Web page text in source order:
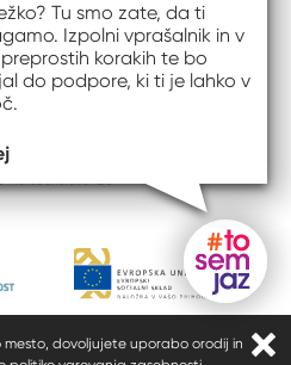
dovoljujete uporabo orodij in
Gumb
Tu smo zate, da ti
Izpolni vprašalnik in v
korakih te bo
do podpore, ki ti je lahko v